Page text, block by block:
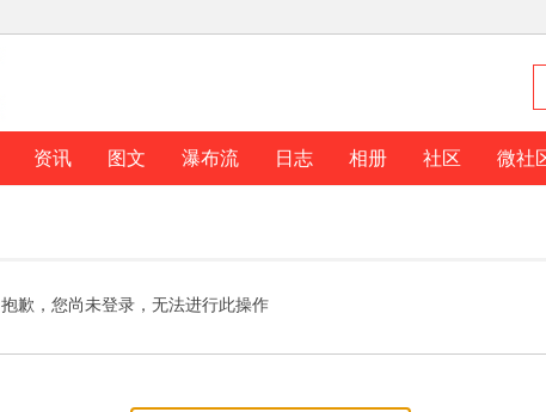
资讯 图文 瀑布流 日志 相册 社区 微社
抱歉，您尚未登录，无法进行此操作